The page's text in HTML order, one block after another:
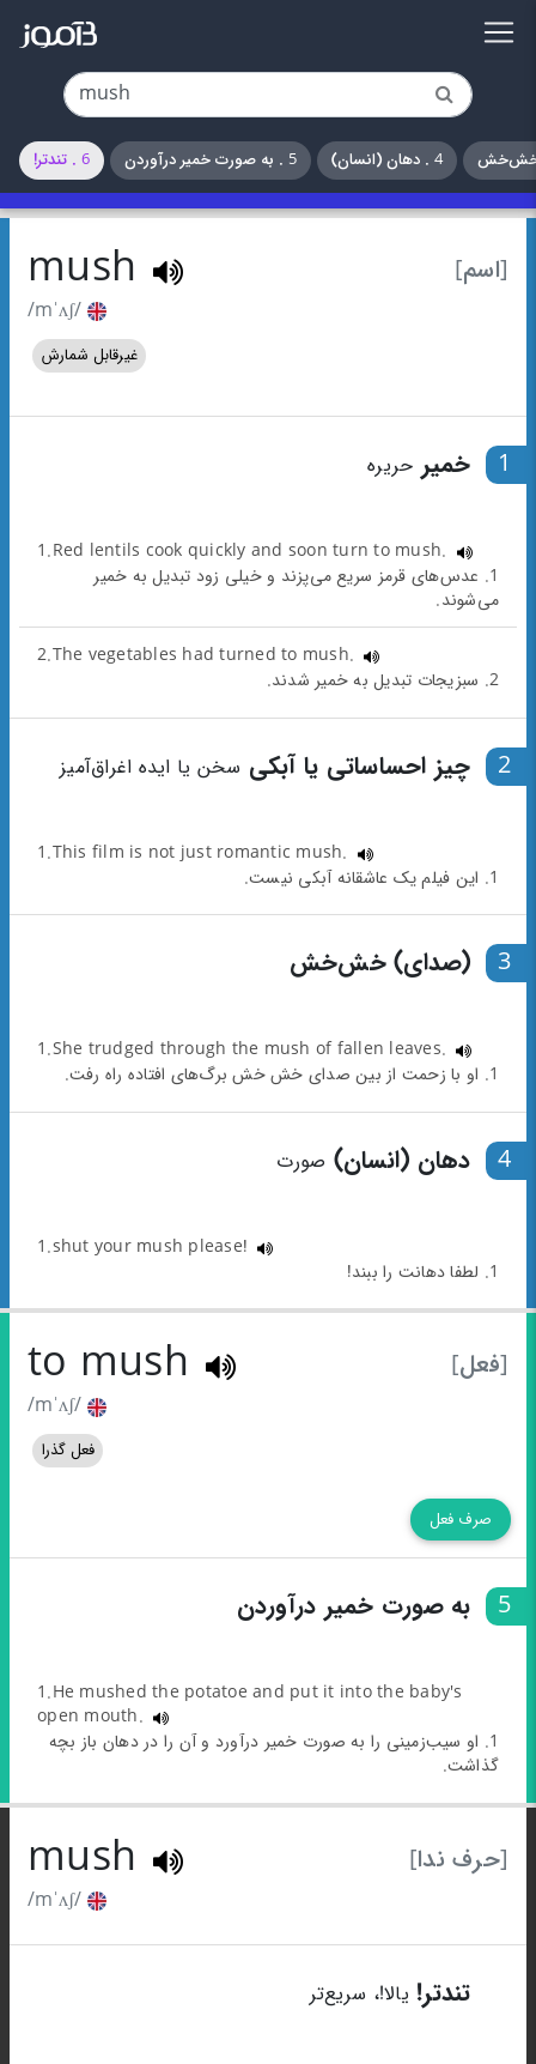
4 . دهان (انسان) 5 . به صورت خمیر درآوردن 6 . تندتر!
[اسم] mush
/mˈʌʃ/
غیرقابل شمارش
1 خمیر حریره
1.Red lentils cook quickly and soon turn to mush.
1. عدس‌های قرمز سریع می‌پزند و خیلی زود تبدیل به خمیر
می‌شوند.
2.The vegetables had turned to mush.
2. سبزیجات تبدیل به خمیر شدند.
2 چیز احساساتی یا آبکی سخن یا ایده اغراق‌آمیز
1.This film is not just romantic mush.
1. این فیلم یک عاشقانه آبکی نیست.
3 (صدای) خش‌خش
1.She trudged through the mush of fallen leaves.
1. او با زحمت از بین صدای خش خش برگ‌های افتاده راه رفت.
4 دهان (انسان) صورت
1.shut your mush please!
1. لطفا دهانت را ببند!
[فعل] to mush
/mˈʌʃ/
فعل گذرا
صرف فعل
5 به صورت خمیر درآوردن
1.He mushed the potatoe and put it into the baby's
open mouth.
1. او سیب‌زمینی را به صورت خمیر درآورد و آن را در دهان باز بچه
گذاشت.
[حرف ندا] mush
/mˈʌʃ/
تندتر! یالا!، سریع‌تر